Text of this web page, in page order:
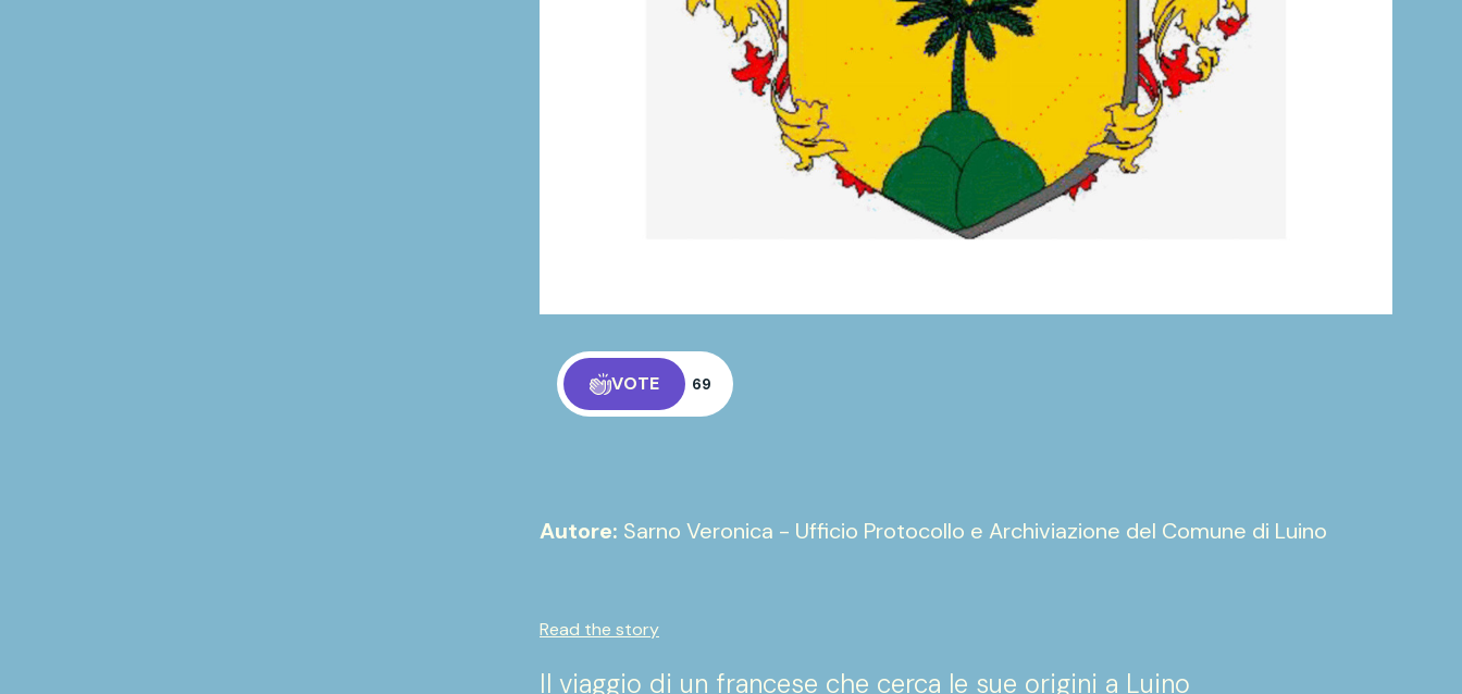
VOTE 69
Autore: Sarno Veronica - Ufficio Protocollo e Archiviazione del Comune di Luino
Read the story
Il viaggio di un francese che cerca le sue origini a Luino